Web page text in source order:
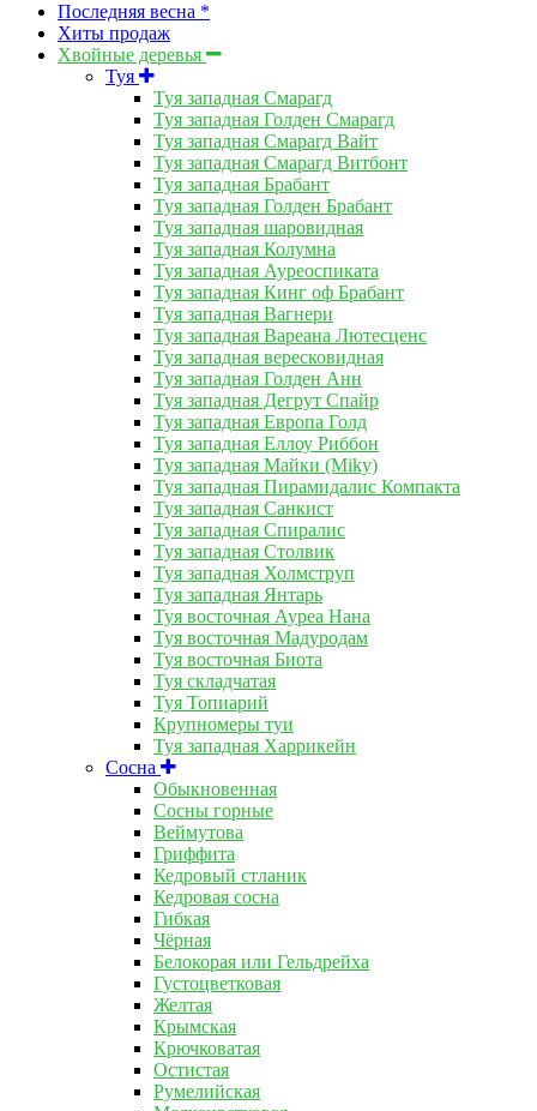
Последняя весна *
Хиты продаж
Хвойные деревья
Туя
Туя западная Смарагд
Туя западная Голден Смарагд
Туя западная Смарагд Вайт
Туя западная Смарагд Витбонт
Туя западная Брабант
Туя западная Голден Брабант
Туя западная шаровидная
Туя западная Колумна
Туя западная Ауреоспиката
Туя западная Кинг оф Брабант
Туя западная Вагнери
Туя западная Вареана Лютесценс
Туя западная вересковидная
Туя западная Голден Анн
Туя западная Дегрут Спайр
Туя западная Европа Голд
Туя западная Еллоу Риббон
Туя западная Майки (Miky)
Туя западная Пирамидалис Компакта
Туя западная Санкист
Туя западная Спиралис
Туя западная Столвик
Туя западная Холмструп
Туя западная Янтарь
Туя восточная Ауреа Нана
Туя восточная Мадуродам
Туя восточная Биота
Туя складчатая
Туя Топиарий
Крупномеры туи
Туя западная Харрикейн
Сосна
Обыкновенная
Сосны горные
Веймутова
Гриффита
Кедровый стланик
Кедровая сосна
Гибкая
Чёрная
Белокорая или Гельдрейха
Густоцветковая
Желтая
Крымская
Крючковатая
Остистая
Румелийская